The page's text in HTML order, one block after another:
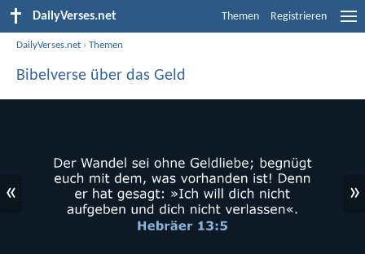
DailyVerses.net Themen Registrieren
DailyVerses.net ›Themen
Bibelverse über das Geld
« »